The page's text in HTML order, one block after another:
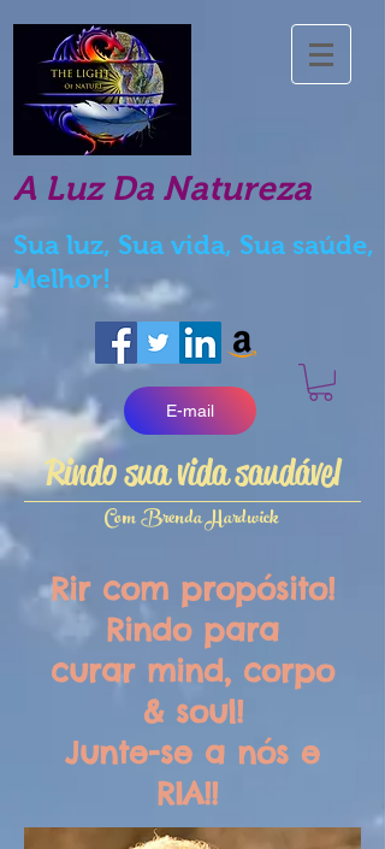
A Luz Da Natureza
Sua luz, Sua vida, Sua saúde,
Melhor!
E-mail
Rindo sua vida saudável
Com Brenda Hardwick
Rir com propósito!
Rindo para
curar mind, corpo
& soul!
Junte-se a nós e
RIA!!